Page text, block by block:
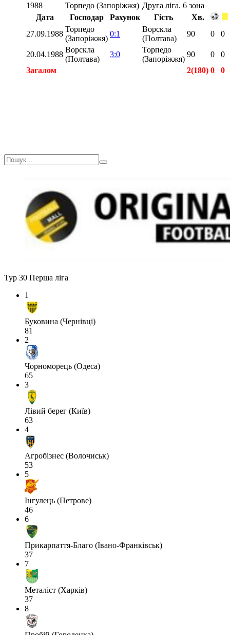
1988
Торпедо (Запоріжжя) Друга ліга. 6 зона
Дата
Господар Рахунок Гість
Хв.
27.09.1988
Торпедо
(Запоріжжя)
0:1
Ворскла
(Полтава)
90 0 0
20.04.1988
Ворскла
(Полтава)
3:0
Торпедо
(Запоріжжя)
90 0
0
Загалом
2(180) 0
0
Тур 30 Перша ліга
1
Буковина (Чернівці)
81
2
Чорноморець (Одеса)
65
3
Лівий берег (Київ)
63
4
Агробізнес (Волочиськ)
53
5
Інгулець (Петрове)
46
6
Прикарпаття-Благо (Івано-Франківськ)
37
7
Металіст (Харків)
37
8